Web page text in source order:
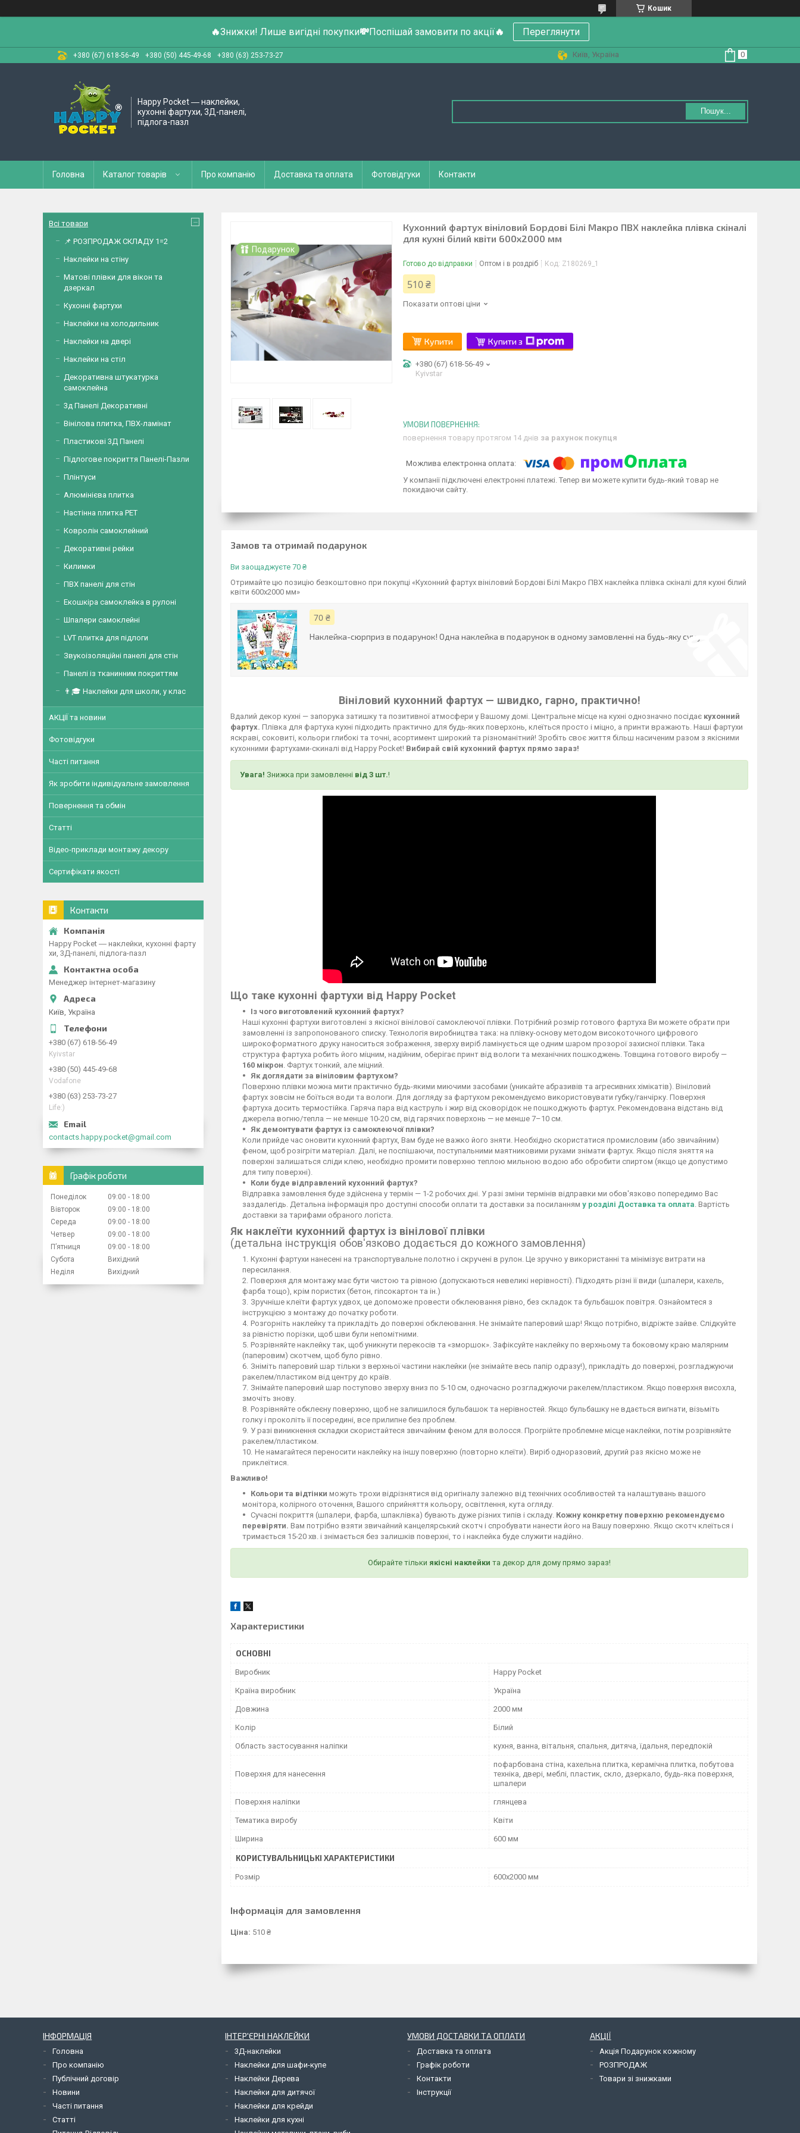
Кошик
🔥Знижки! Лише вигідні покупки💸Поспішай замовити по акції🔥 Переглянути
+380 (67) 618-56-49 +380 (50) 445-49-68 +380 (63) 253-73-27 Київ, Україна
Happy Pocket ― наклейки,
кухонні фартухи, 3Д-панелі,
підлога-пазл
Пошук...
Головна Каталог товарів Про компанію Доставка та оплата Фотовідгуки Контакти
Подарунок
Кухонний фартух вініловий Бордові Білі Макро ПВХ наклейка плівка скіналі
для кухні білий квіти 600х2000 мм
Готово до відправки Оптом і в роздріб Код: Z180269_1
510 ₴
Показати оптові ціни
Купити Купити з
+380 (67) 618-56-49
Kyivstar
повернення товару протягом 14 днів за рахунок покупця
У компанії підключені електронні платежі. Тепер ви можете купити будь-який товар не
покидаючи сайту.
Замов та отримай подарунок
Ви заощаджуєте 70 ₴
Отримайте цю позицію безкоштовно при покупці «Кухонний фартух вініловий Бордові Білі Макро ПВХ наклейка плівка скіналі для кухні білий
квіти 600х2000 мм»
70 ₴
Наклейка-сюрприз в подарунок! Одна наклейка в подарунок в одному замовленні на будь-яку суму
Вініловий кухонний фартух — швидко, гарно, практично!
Вдалий декор кухні — запорука затишку та позитивної атмосфери у Вашому домі. Центральне місце на кухні однозначно посідає кухонний
фартух. Плівка для фартуха кухні підходить практично для будь-яких поверхонь, клеїться просто і міцно, а принти вражають. Наші фартухи
яскраві, соковиті, кольори глибокі та точні, асортимент широкий та різноманітний! Зробіть своє життя більш насиченим разом з якісними
кухонними фартухами-скиналі від Happy Pocket! Вибирай свій кухонний фартух прямо зараз!
Увага! Знижка при замовленні від 3 шт.!
Що таке кухонні фартухи від Happy Pocket
Із чого виготовлений кухонний фартух?
Наші кухонні фартухи виготовлені з якісної вінілової самоклеючої плівки. Потрібний розмір готового фартуха Ви можете обрати при
замовленні із запропонованого списку. Технологія виробництва така: на плівку-основу методом високоточного цифрового
широкоформатного друку наноситься зображення, зверху виріб ламінується ще одним шаром прозорої захисної плівки. Така
структура фартуха робить його міцним, надійним, оберігає принт від вологи та механічних пошкоджень. Товщина готового виробу —
160 мікрон . Фартух тонкий, але міцний.
Як доглядати за вініловим фартухом?
Поверхню плівки можна мити практично будь-якими миючими засобами (уникайте абразивів та агресивних хімікатів). Вініловий
фартух зовсім не боїться води та вологи. Для догляду за фартухом рекомендуємо використовувати губку/ганчірку. Поверхня
фартуха досить термостійка. Гаряча пара від каструль і жир від сковорідок не пошкоджують фартух. Рекомендована відстань від
джерела вогню/тепла — не менше 10-20 см, від гарячих поверхонь — не менше 7–10 см.
Як демонтувати фартух із самоклеючої плівки?
Коли прийде час оновити кухонний фартух, Вам буде не важко його зняти. Необхідно скористатися промисловим (або звичайним)
феном, щоб розігріти матеріал. Далі, не поспішаючи, поступальними маятниковими рухами знімати фартух. Якщо після зняття на
поверхні залишаться сліди клею, необхідно промити поверхню теплою мильною водою або обробити спиртом (якщо це допустимо
для типу поверхні).
Коли буде відправлений кухонний фартух?
Відправка замовлення буде здійснена у термін — 1-2 робочих дні. У разі зміни термінів відправки ми обов'язково попередимо Вас
заздалегідь. Детальна інформація про доступні способи оплати та доставки за посиланням у розділі Доставка та оплата . Вартість
доставки за тарифами обраного логіста.
Як наклеїти кухонний фартух із вінілової плівки
(детальна інструкція обов'язково додається до кожного замовлення)
Кухонні фартухи нанесені на транспортувальне полотно і скручені в рулон. Це зручно у використанні та мінімізує витрати на
пересилання.
Поверхня для монтажу має бути чистою та рівною (допускаються невеликі нерівності). Підходять різні її види (шпалери, кахель,
фарба тощо), крім пористих (бетон, гіпсокартон та ін.)
Зручніше клеїти фартух удвох, це допоможе провести обклеювання рівно, без складок та бульбашок повітря. Ознайомтеся з
інструкцією з монтажу до початку роботи.
Розгорніть наклейку та прикладіть до поверхні обклеювання. Не знімайте паперовий шар! Якщо потрібно, відріжте зайве. Слідкуйте
за рівністю порізки, щоб шви були непомітними.
Розрівняйте наклейку так, щоб уникнути перекосів та «зморшок». Зафіксуйте наклейку по верхньому та боковому краю малярним
(паперовим) скотчем, щоб було рівно.
Зніміть паперовий шар тільки з верхньої частини наклейки (не знімайте весь папір одразу!), прикладіть до поверхні, розгладжуючи
ракелем/пластиком від центру до країв.
Знімайте паперовий шар поступово зверху вниз по 5-10 см, одночасно розгладжуючи ракелем/пластиком. Якщо поверхня висохла,
змочіть знову.
Розрівняйте обклеєну поверхню, щоб не залишилося бульбашок та нерівностей. Якщо бульбашку не вдається вигнати, візьміть
голку і проколіть її посередині, все прилипне без проблем.
У разі виникнення складки скористайтеся звичайним феном для волосся. Прогрійте проблемне місце наклейки, потім розрівняйте
ракелем/пластиком.
Не намагайтеся переносити наклейку на іншу поверхню (повторно клеїти). Виріб одноразовий, другий раз якісно може не
приклеїтися.
Важливо!
Кольори та відтінки можуть трохи відрізнятися від оригіналу залежно від технічних особливостей та налаштувань вашого
монітора, колірного оточення, Вашого сприйняття кольору, освітлення, кута огляду.
Сучасні покриття (шпалери, фарба, шпаклівка) бувають дуже різних типів і складу. Кожну конкретну поверхню рекомендуємо
перевіряти. Вам потрібно взяти звичайний канцелярський скотч і спробувати нанести його на Вашу поверхню. Якщо скотч клеїться і
тримається 15-20 хв. і знімається без залишків поверхні, то і наклейка буде служити надійно.
Обирайте тільки якісні наклейки та декор для дому прямо зараз!
Характеристики
ОСНОВНІ
Виробник Happy Pocket
Країна виробник Україна
Довжина 2000 мм
Колір Білий
Область застосування наліпки кухня, ванна, вітальня, спальня, дитяча, їдальня, передпокій
Поверхня для нанесення
пофарбована стіна, кахельна плитка, керамічна плитка, побутова
техніка, двері, меблі, пластик, скло, дзеркало, будь-яка поверхня,
шпалери
Поверхня наліпки глянцева
Тематика виробу Квіти
Ширина 600 мм
КОРИСТУВАЛЬНИЦЬКІ ХАРАКТЕРИСТИКИ
Розмір 600х2000 мм
Інформація для замовлення
Ціна: 510 ₴
Всі товари
📌 РОЗПРОДАЖ СКЛАДУ 1=2
Наклейки на стіну
Матові плівки для вікон та
дзеркал
Кухонні фартухи
Наклейки на холодильник
Наклейки на двері
Наклейки на стіл
Декоративна штукатурка
самоклейна
3д Панелі Декоративні
Вінілова плитка, ПВХ-ламінат
Пластикові 3Д Панелі
Підлогове покриття Панелі-Пазли
Плінтуси
Алюмінієва плитка
Настінна плитка PET
Ковролін самоклейний
Декоративні рейки
Килимки
ПВХ панелі для стін
Екошкіра самоклейка в рулоні
Шпалери самоклейні
LVT плитка для підлоги
Звукоізоляційні панелі для стін
Панелі із тканинним покриттям
👨🎓 Наклейки для школи, у клас
АКЦІЇ та новини
Фотовідгуки
Часті питання
Як зробити індивідуальне замовлення
Повернення та обмін
Статті
Відео-приклади монтажу декору
Сертифікати якості
Контакти
Happy Pocket ― наклейки, кухонні фарту
хи, 3Д-панелі, підлога-пазл
Менеджер інтернет-магазину
Київ, Україна
+380 (67) 618-56-49
Kyivstar
+380 (50) 445-49-68
Vodafone
+380 (63) 253-73-27
Life:)
contacts.happy.pocket@gmail.com
Графік роботи
Понеділок 09:00
18:00
Вівторок
09:00
18:00
Середа
09:00
18:00
Четвер
09:00
18:00
Пʼятниця
09:00
18:00
Субота
Вихідний
Неділя
Вихідний
ІНФОРМАЦІЯ
Головна
Про компанію
Публічний договір
Новини
Часті питання
Статті
ІНТЕР'ЄРНІ НАКЛЕЙКИ
3Д-наклейки
Наклейки для шафи-купе
Наклейки Дерева
Наклейки для дитячої
Наклейки для крейди
Наклейки для кухні
УМОВИ ДОСТАВКИ ТА ОПЛАТИ
Доставка та оплата
Графік роботи
Контакти
Інструкції
АКЦІЇ
Акція Подарунок кожному
РОЗПРОДАЖ
Товари зі знижками